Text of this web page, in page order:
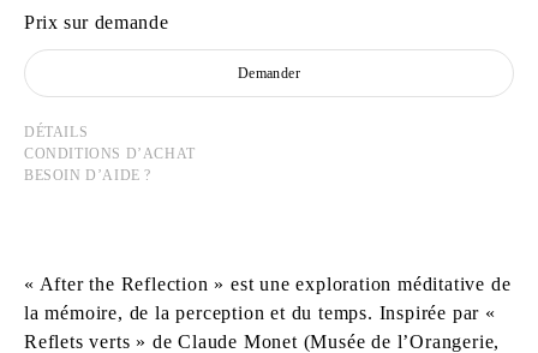
Prix sur demande
Demander
DÉTAILS
CONDITIONS D’ACHAT
BESOIN D’AIDE ?
« After the Reflection » est une exploration méditative de
la mémoire, de la perception et du temps. Inspirée par «
Reflets verts » de Claude Monet (Musée de l’Orangerie,